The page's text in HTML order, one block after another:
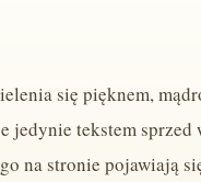
się pięknem,
jedynie tekstem
na stronie pojawiają